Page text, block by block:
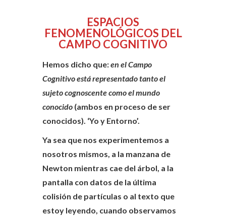
ESPACIOS
FENOMENOLÓGICOS DEL
CAMPO COGNITIVO
Hemos dicho que:en el Campo
Cognitivo está representado tanto el
sujeto cognoscente como el mundo
conocido (ambos en proceso de ser
conocidos). ‘Yo y Entorno’.
Ya sea que nos experimentemos a
nosotros mismos, a la manzana de
Newton mientras cae del árbol, a la
pantalla con datos de la última
colisión de partículas o al texto que
estoy leyendo, cuando observamos